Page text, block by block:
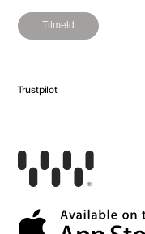
Tilmeld
Trustpilot